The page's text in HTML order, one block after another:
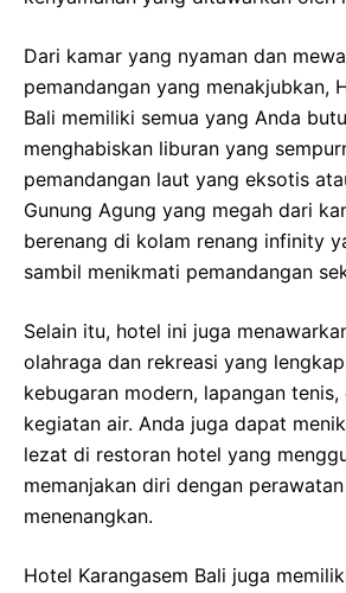
Dari kamar yang nyaman dan
pemandangan yang menakjubkan,
Bali memiliki semua yang Anda
menghabiskan liburan yang
pemandangan laut yang eksotis
Gunung Agung yang megah dari
berenang di kolam renang infinity
sambil menikmati pemandangan
Selain itu, hotel ini juga
olahraga dan rekreasi yang
kebugaran modern, lapangan
kegiatan air. Anda juga dapat
lezat di restoran hotel yang
memanjakan diri dengan
menenangkan.
Hotel Karangasem Bali juga